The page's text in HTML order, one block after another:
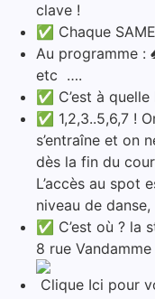
clave !
✅ Chaque
Au programme :
etc ….
✅ C’est à
✅ 1,2,3..5,6,7 !
s’entraîne et on
dès la fin du
L’accès au spot
niveau de
✅ C’est où ? la
8 rue
Clique Ici pour